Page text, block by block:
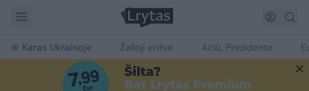
Karas Ukrainoje Žalioji erdvė Ačiū, Prezidente